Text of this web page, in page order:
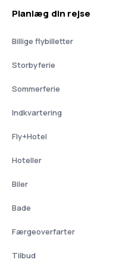
Planlæg din rejse
Billige flybilletter
Storbyferie
Sommerferie
Indkvartering
Fly+Hotel
Hoteller
Biler
Bade
Færgeoverfarter
Tilbud